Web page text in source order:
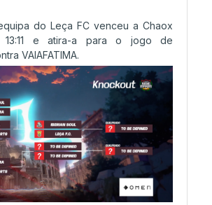
do Leça FC venceu a Chaox
13:11 e atira-a para o jogo de
VAIAFATIMA.